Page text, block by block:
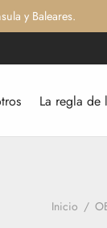
y Baleares.
La regla de
Inicio /